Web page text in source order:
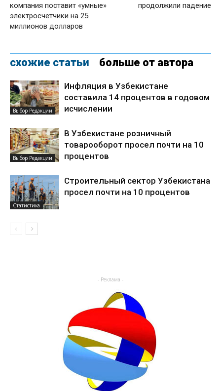
компания поставит «умные»
электросчетчики на 25
миллионов долларов
продолжили падение
схожие статьи больше от автора
Выбор Редакции
Инфляция в Узбекистане
составила 14 процентов в годовом
исчислении
Выбор Редакции
В Узбекистане розничный
товарооборот просел почти на 10
процентов
Статистика
Строительный сектор Узбекистана
просел почти на 10 процентов
- Реклама -